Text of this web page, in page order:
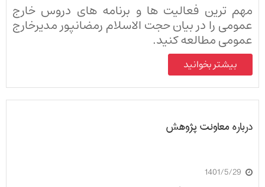
مهم ترین فعالیت ها و برنامه های دروس خارج
عمومی را در بیان حجت الاسلام رمضانپور مدیرخارج
عمومی مطالعه کنید.
بیشتر بخوانید
درباره معاونت پژوهش
1401/5/29